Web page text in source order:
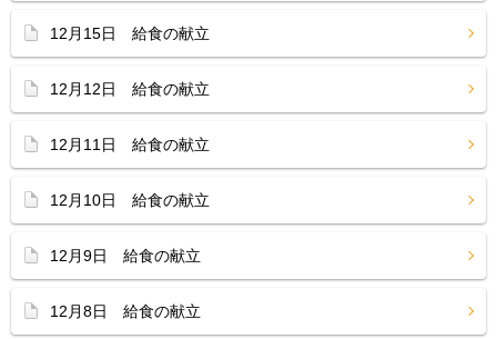
12月15日 給食の献立
12月12日 給食の献立
12月11日 給食の献立
12月10日 給食の献立
12月9日 給食の献立
12月8日 給食の献立